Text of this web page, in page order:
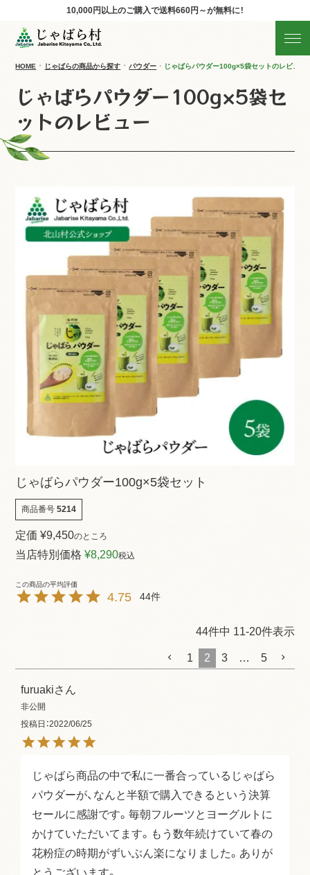
10,000円以上のご購入で送料660円～が無料に！
HOME じゃばらの商品から探す パウダー じゃばらパウダー100g×5袋セットのレビュー
じゃばらパウダー100g×5袋セ
ットのレビュー
じゃばらパウダー100g×5袋セット
商品番号 5214
定価 ¥9,450のところ
当店特別価格 ¥8,290税込
4.75 44
44件中 11-20件表示
1 2 3 … 5
furuaki
非公開
投稿日 2022/06/25
じゃばら商品の中で私に一番合っているじゃばら
パウダーが、なんと半額で購入できるという決算
セールに感謝です。毎朝フルーツとヨーグルトに
かけていただいてます。もう数年続けていて春の
花粉症の時期がずいぶん楽になりました。ありが
とうございます。
じゃばらの商品を探す
産地直送!旬の商品
商品の分類から探す
ギフト